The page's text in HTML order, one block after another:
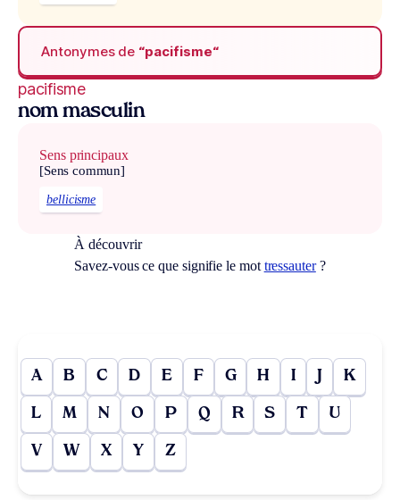
Antonymes de “pacifisme“
pacifisme
nom masculin
Sens principaux
[Sens commun]
bellicisme
À découvrir
Savez-vous ce que signifie le mot tressauter?
A B C D E F G H I J K
L M N O P Q R S T U
V W X Y Z